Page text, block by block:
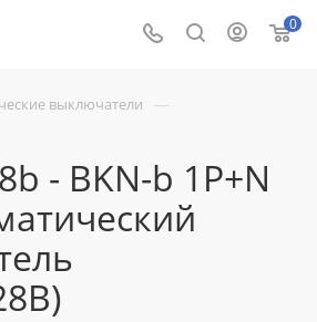
0
выключатели —
- BKN-b 1P+N